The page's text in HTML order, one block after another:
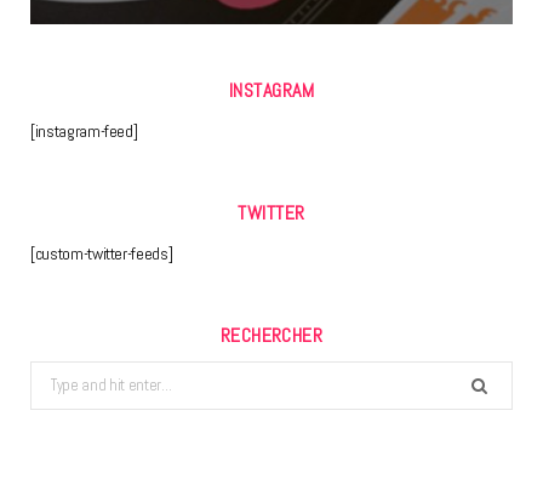
INSTAGRAM
[instagram-feed]
TWITTER
[custom-twitter-feeds]
RECHERCHER
Search
for: